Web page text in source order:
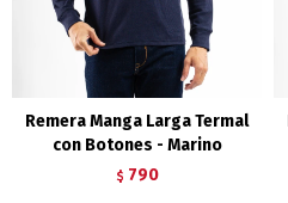
Remera Manga Larga Termal
con Botones - Marino
$ 790